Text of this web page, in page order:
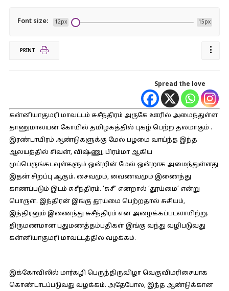
Font size: 12px 15px
PRINT
Spread the love
கன்னியாகுமரி மாவட்டம் சுசீந்திரம் அருகே ஊரில் அமைந்துள்ள
தாணுமாலயன் கோயில் தமிழகத்தில் புகழ் பெற்ற தலமாகும் .
இரண்டாயிரம் ஆண்டுகளுக்கு மேல் பழமை வாய்ந்த இந்த
ஆலயத்தில் சிவன், விஷ்ணு, பிரம்மா ஆகிய
முப்பெருங்கடவுள்களும் ஒன்றின் மேல் ஒன்றாக அமைந்துள்ளது
இதன் சிறப்பு ஆகும். சைவமும், வைணவமும் இணைந்து
காணப்படும் இடம் சுசீந்திரம். ‘சுசீ’ என்றால் ‘தூய்மை’ என்று
பொருள். இந்திரன் இங்கு தூய்மை பெற்றதால் சுசியம்,
இந்திரனும் இணைந்து சுசீந்திரம் என அழைக்கப்படலாயிற்று.
திருமணமான புதுமணத்தம்பதிகள் இங்கு வந்து வழிபடுவது
கன்னியாகுமரி மாவட்டத்தில் வழக்கம்.
இக்கோவிலில் மார்கழி பெருந்திருவிழா வெகுவிமரிசையாக
கொண்டாடப்படுவது வழக்கம். அதேபோல, இந்த ஆண்டுக்கான